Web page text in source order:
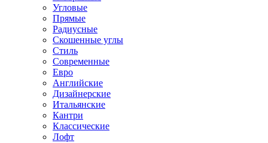
Угловые
Прямые
Радиусные
Скошенные углы
Стиль
Современные
Евро
Английские
Дизайнерские
Итальянские
Кантри
Классические
Лофт